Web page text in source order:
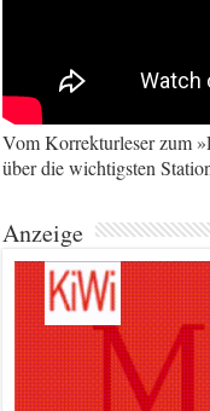
Vom Korrekturleser zum
über die wichtigsten
Anzeige